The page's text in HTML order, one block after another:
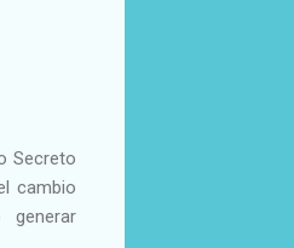
Secreto
cambio
generar